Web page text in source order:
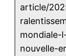
article/
mondiale-
nouvelle-